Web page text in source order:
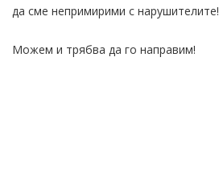
да сме непримирими с нарушителите!
Можем и трябва да го направим!